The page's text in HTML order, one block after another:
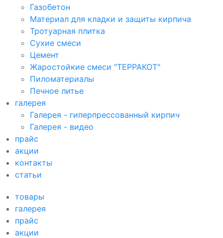
Газобетон
Материал для кладки и защиты кирпича
Тротуарная плитка
Сухие смеси
Цемент
Жаростойкие смеси "ТЕРРАКОТ"
Пиломатериалы
Печное литье
галерея
Галерея - гиперпрессованный кирпич
Галерея - видео
прайс
акции
контакты
cтатьи
товары
галерея
прайс
акции